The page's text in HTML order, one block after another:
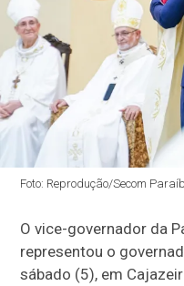
Foto: Reprodução/Secom
O vice-governador da
representou o
sábado (5), em